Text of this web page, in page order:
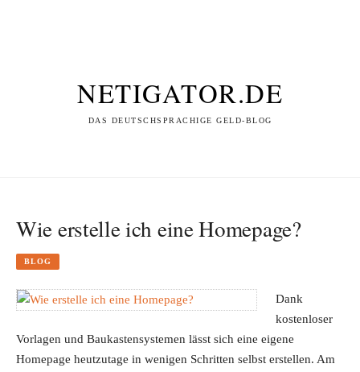
NETIGATOR.DE
DAS DEUTSCHSPRACHIGE GELD-BLOG
Wie erstelle ich eine Homepage?
BLOG
Dank
kostenloser
Vorlagen und Baukastensystemen lässt sich eine eigene
Homepage heutzutage in wenigen Schritten selbst erstellen. Am